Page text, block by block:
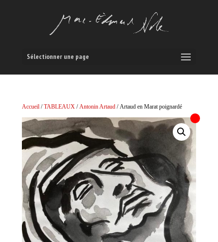
Sélectionner une page
Accueil/TABLEAUX/Antonin Artaud/ Artaud en Marat poignardé